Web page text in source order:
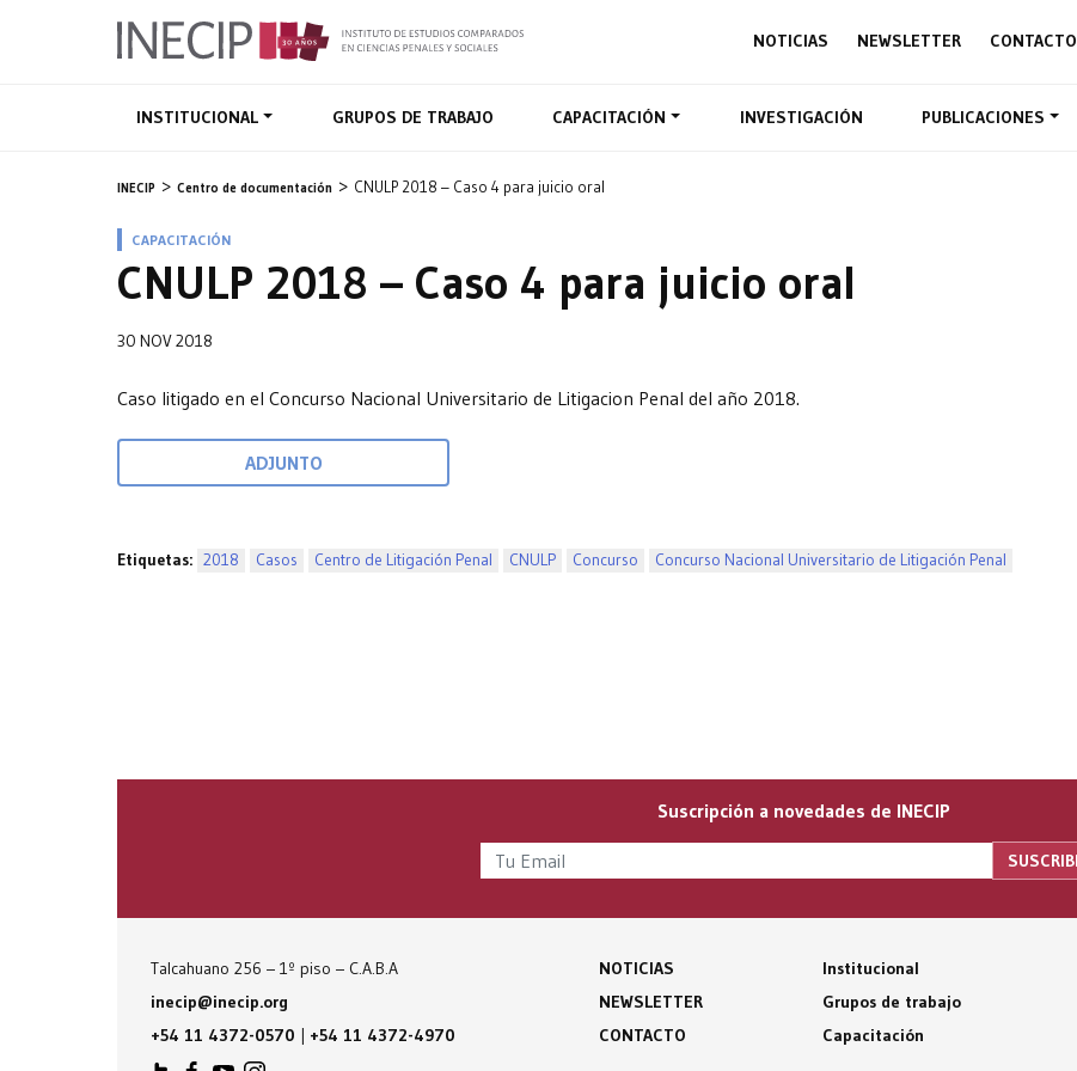
NOTICIAS NEWSLETTER CONTACTO
INSTITUCIONAL GRUPOS DE TRABAJO CAPACITACIÓN INVESTIGACIÓN PUBLICACIONES
INECIP Centro de documentación CNULP 2018 – Caso 4 para juicio oral
CAPACITACIÓN
CNULP 2018 – Caso 4 para juicio oral
30 NOV 2018
Caso litigado en el Concurso Nacional Universitario de Litigacion Penal del año 2018.
ADJUNTO
Etiquetas: 2018 Casos Centro de Litigación Penal CNULP Concurso Concurso Nacional Universitario de Litigación Penal
Suscripción a novedades de INECIP
Talcahuano 256 – 1º piso – C.A.B.A
inecip@inecip.org
+54 11 4372-0570
+54 11 4372-4970
NOTICIAS
NEWSLETTER
CONTACTO
Institucional
Grupos de trabajo
Capacitación